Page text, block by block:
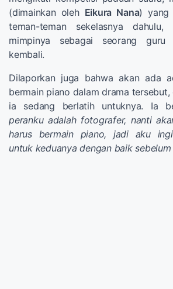
(dimainkan oleh Eikura Nana) yang
teman-teman sekelasnya dahulu,
mimpinya sebagai seorang guru
kembali.
Dilaporkan juga bahwa akan ada
bermain piano dalam drama
ia sedang berlatih untuknya. Ia
peranku adalah fotografer, nanti
harus bermain piano, jadi aku
untuk keduanya dengan baik